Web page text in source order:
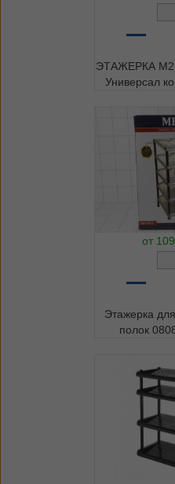
–
ЭТАЖЕРКА
Универсал
от
–
Этажерка
полок